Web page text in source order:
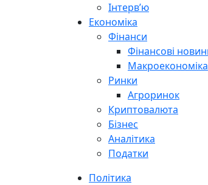
Інтерв’ю
Економіка
Фінанси
Фінансові
Макроекономіка
Ринки
Агроринок
Криптовалюта
Бізнес
Аналітика
Податки
Політика